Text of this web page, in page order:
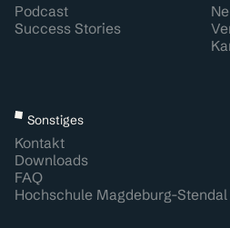
Podcast
Success Stories
Sonstiges
Kontakt
Downloads
FAQ
Hochschule Magdeburg-Stendal